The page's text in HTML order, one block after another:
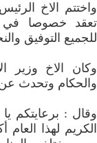
واختتم الاخ
تعقد خصوصا في
للجميع التوفيق
وكان الاخ وزير
والحكام وتحدث عن
وقال : برعايتكم